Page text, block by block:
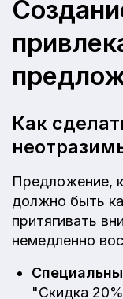
Как
Предложение,
должно быть
притягивать
немедленно
"Скидка